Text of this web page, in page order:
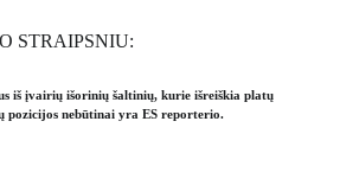
STRAIPSNIU:
iš įvairių išorinių šaltinių, kurie išreiškia platų
pozicijos nebūtinai yra ES reporterio.